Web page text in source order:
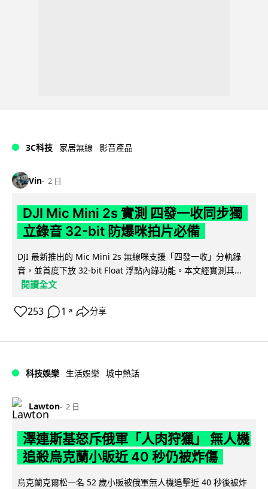
3C科技 家居無線 影音產品
Vin 2 日
DJI Mic Mini 2s 實測 四發一收同步獨
立錄音 32-bit 防爆咪拍片必備
DJI 最新推出的 Mic Mini 2s 無線咪支援「四發一收」分軌錄
音，並首度下放 32-bit Float 浮點內錄功能。本文經實測其...
閱讀全文
253 1 ↗ 分享
科技娛樂 生活娛樂 城中熱話
Lawton 2 日
澤連斯基怒斥俄軍「人肉狩獵」 無人機
追殺烏克蘭小販近 40 秒仍被炸傷
烏克蘭克爾松一名 52 歲小販被俄軍無人機追擊近 40 秒後被炸